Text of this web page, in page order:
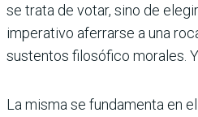
se trata de votar, sino de
imperativo aferrarse a una
sustentos filosó­fico morales. Y
La misma se fundamenta en